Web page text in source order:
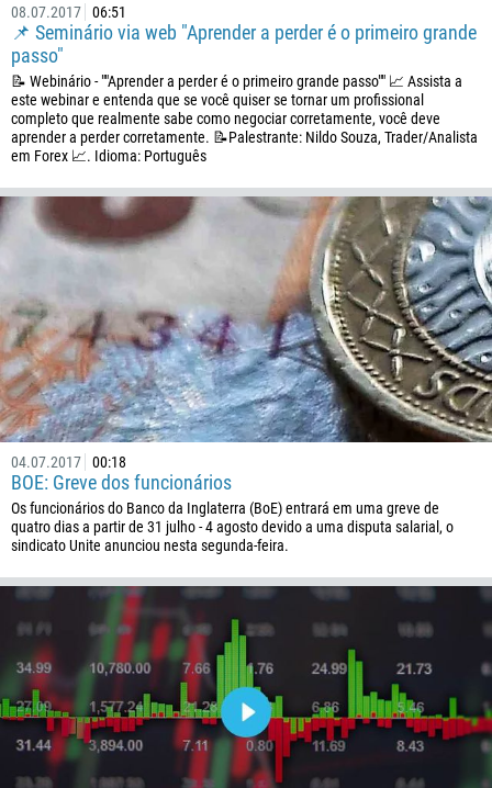
08.07.2017 06:51
📌 Seminário via web "Aprender a perder é o primeiro grande
passo"
📝 Webinário - ""Aprender a perder é o primeiro grande passo"" 📈 Assista a
este webinar e entenda que se você quiser se tornar um profissional
completo que realmente sabe como negociar corretamente, você deve
aprender a perder corretamente. 📝Palestrante: Nildo Souza, Trader/Analista
em Forex 📈. Idioma: Português
04.07.2017 00:18
BOE: Greve dos funcionários
Os funcionários do Banco da Inglaterra (BoE) entrará em uma greve de
quatro dias a partir de 31 julho - 4 agosto devido a uma disputa salarial, o
sindicato Unite anunciou nesta segunda-feira.
Ligue de volta
93
355
213
1684
376
244
672
1268
54
374
297
Agende uma chamada
00:00 — 23:00
Insira seu e-mail
Insira seu comentário, se necessário
ME LIGUE DE VOLTA